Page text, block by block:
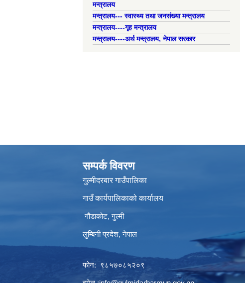
मन्त्रालय
मन्त्रालय--- स्वास्थ्य तथा जनसंख्या मन्त्रालय
मन्त्रालय----गृह मन्त्रालय
मन्त्रालय----अर्थ मन्त्रालय, नेपाल सरकार
सम्पर्क विवरण
गुल्मीदरबार गाउँपालिका
गाउँ कार्यपालिकाको कार्यालय
गौंडाकोट, गुल्मी
लुम्बिनी प्रदेश, नेपाल
फोन: ९८५७०८५२०९